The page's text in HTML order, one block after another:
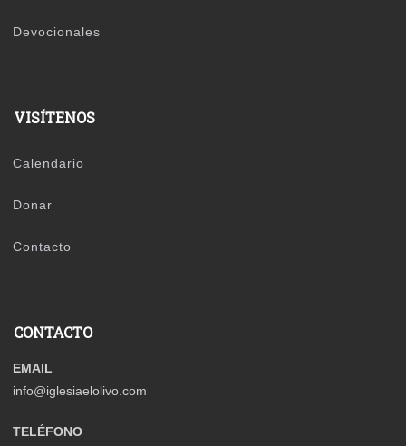
Devocionales
VISÍTENOS
Calendario
Donar
Contacto
CONTACTO
EMAIL
info@iglesiaelolivo.com
TELÉFONO